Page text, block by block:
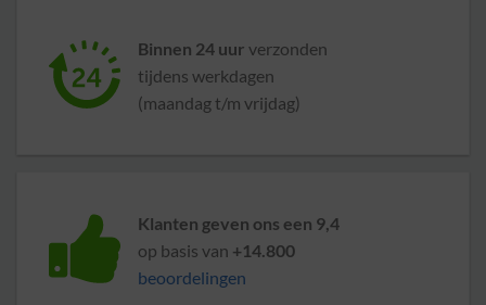
Binnen 24 uur verzonden
tijdens werkdagen
(maandag t/m vrijdag)
Klanten geven ons een 9,4
op basis van +14.800
beoordelingen